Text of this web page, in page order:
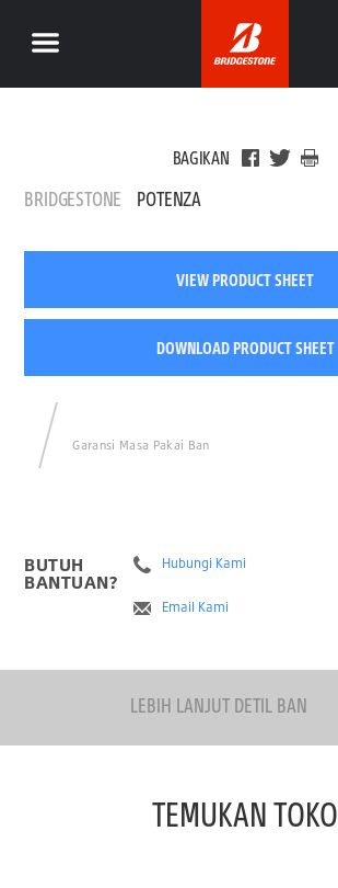
BAGIKAN
BRIDGESTONE POTENZA
VIEW PRODUCT SHEET
DOWNLOAD PRODUCT SHEET
Garansi Masa Pakai Ban
BUTUH
BANTUAN?
Hubungi Kami
Email Kami
LEBIH LANJUT DETIL BAN
TEMUKAN TOKO